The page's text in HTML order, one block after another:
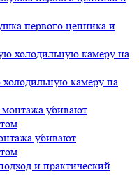
первого ценника и
камеру на
убивают